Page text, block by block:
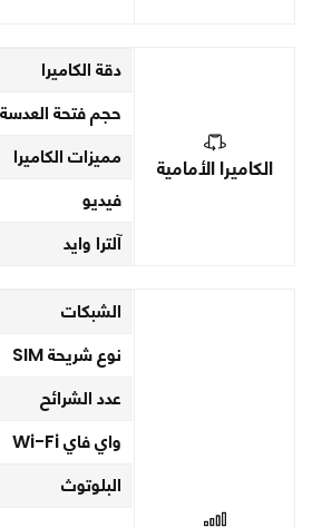
الكاميرا الأمامية
دقة الكاميرا
حجم فتحة العدسة
مميزات الكاميرا
فيديو
آلترا وايد
الشبكات
نوع شريحة SIM
عدد الشرائح
واي فاي Wi-Fi
البلوتوث